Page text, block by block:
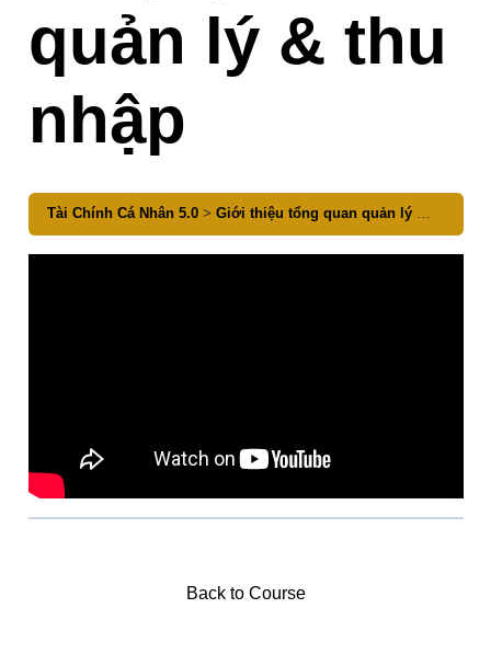
quản lý & thu
nhập
Tài Chính Cá Nhân 5.0 Giới thiệu tổng quan quản lý & thu nhập
Back to Course